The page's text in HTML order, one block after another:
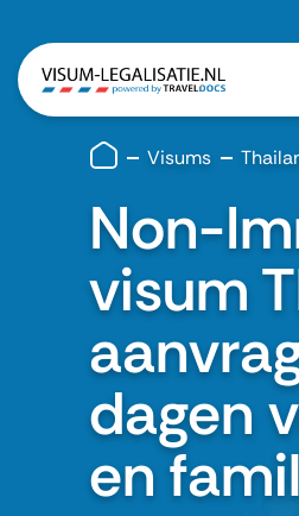
Visums
Non-
visum
dagen
en